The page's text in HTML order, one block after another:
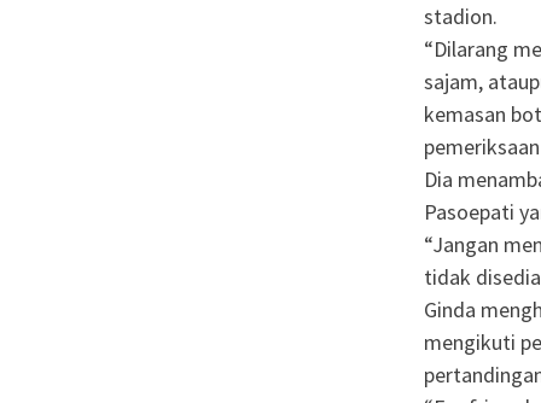
stadion.
“Dilarang
sajam,
kemasan
Dia
Pasoepati
“Jangan
tidak
Ginda
mengikuti